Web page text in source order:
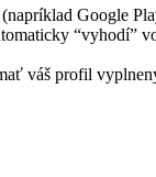
Google
váš profil